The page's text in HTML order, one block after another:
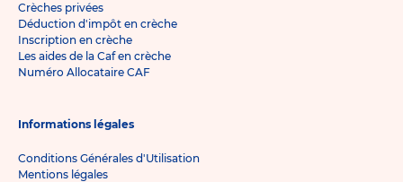
Crèches privées
Déduction d'impôt en crèche
Inscription en crèche
Les aides de la Caf en crèche
Numéro Allocataire CAF
Informations légales
Conditions Générales d'Utilisation
Mentions légales